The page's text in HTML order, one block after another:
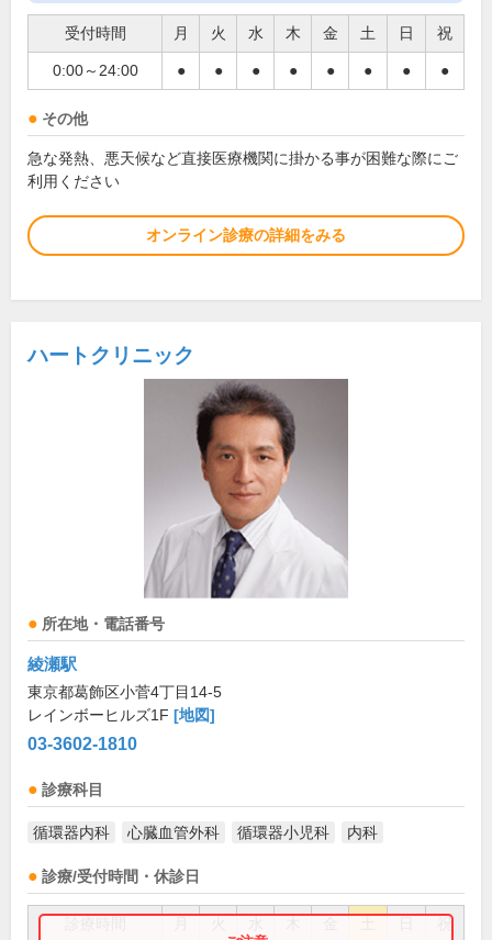
受付時間 月 火 水 木 金 土 日 祝
0:00～24:00 ● ● ● ● ● ● ● ●
その他
急な発熱、悪天候など直接医療機関に掛かる事が困難な際にご
利用ください
オンライン診療の詳細をみる
ハートクリニック
所在地・電話番号
綾瀬駅
東京都葛飾区小菅4丁目14-5
レインボーヒルズ1F [地図]
03-3602-1810
診療科目
循環器内科 心臓血管外科 循環器小児科 内科
診療/受付時間・休診日
祝